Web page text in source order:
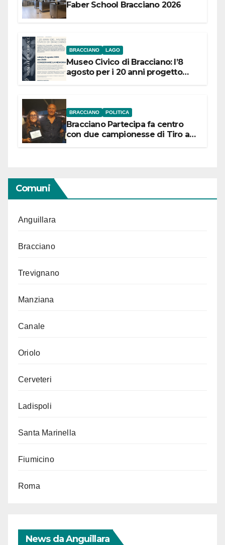
Faber School Bracciano 2026
BRACCIANO LAGO
Museo Civico di Bracciano: l’8
agosto per i 20 anni progetto
BRACCIANO POLITICA
Bracciano Partecipa fa centro
con due campionesse di Tiro a
Comuni
Anguillara
Bracciano
Trevignano
Manziana
Canale
Oriolo
Cerveteri
Ladispoli
Santa Marinella
Fiumicino
Roma
News da Anguillara